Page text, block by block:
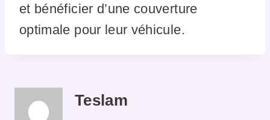
et bénéficier d’une couverture
optimale pour leur véhicule.
Teslam